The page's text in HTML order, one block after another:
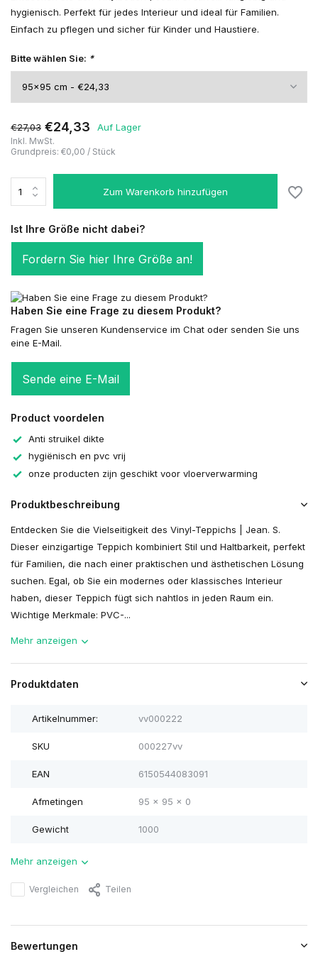
hygienisch. Perfekt für jedes Interieur und ideal für Familien.
Einfach zu pflegen und sicher für Kinder und Haustiere.
Bitte wählen Sie: *
€27,03 €24,33 Auf Lager
Inkl. MwSt.
Grundpreis: €0,00 / Stück
Zum Warenkorb hinzufügen
Ist Ihre Größe nicht dabei?
Fordern Sie hier Ihre Größe an!
Haben Sie eine Frage zu diesem Produkt?
Fragen Sie unseren Kundenservice im Chat oder senden Sie uns
eine E-Mail.
Sende eine E-Mail
Product voordelen
Anti struikel dikte
hygiënisch en pvc vrij
onze producten zijn geschikt voor vloerverwarming
Produktbeschreibung
Entdecken Sie die Vielseitigkeit des Vinyl-Teppichs | Jean. S.
Dieser einzigartige Teppich kombiniert Stil und Haltbarkeit, perfekt
für Familien, die nach einer praktischen und ästhetischen Lösung
suchen. Egal, ob Sie ein modernes oder klassisches Interieur
haben, dieser Teppich fügt sich nahtlos in jeden Raum ein.
Wichtige Merkmale: PVC-...
Mehr anzeigen
Produktdaten
Artikelnummer: vv000222
SKU 000227vv
EAN 6150544083091
Afmetingen 95 x 95 x 0
Gewicht 1000
Mehr anzeigen
Vergleichen Teilen
Bewertungen